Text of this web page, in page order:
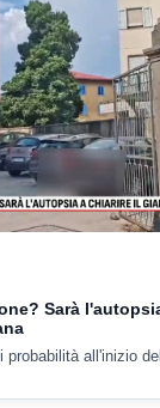
Sarà
probabilità all'inizio